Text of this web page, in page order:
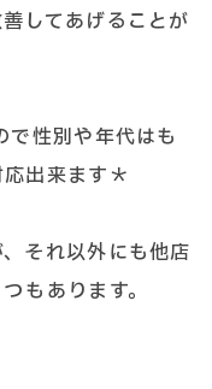
してあげることが
性別や年代はも
出来ます＊
それ以外にも他店
もあります。